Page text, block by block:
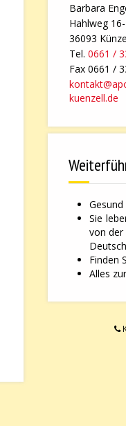
Barbara
Hahlweg
36093
Tel. 0661 /
Fax 0661 /
kuenzell.de
Sie
von der
Finden
Alles